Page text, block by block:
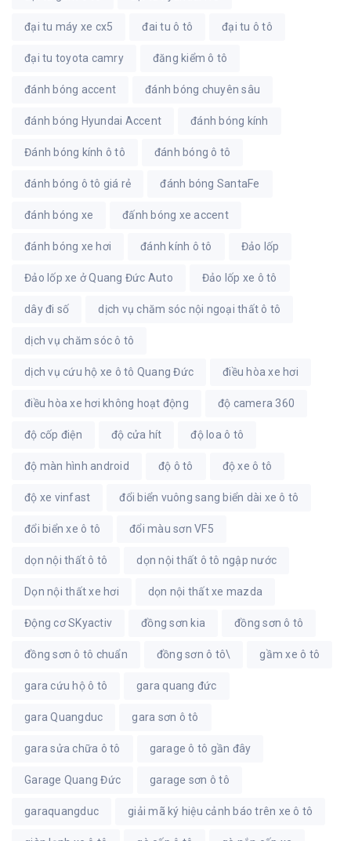
đại tu máy xe cx5 đai tu ô tô đại tu ô tô
đại tu toyota camry đăng kiểm ô tô
đánh bóng accent đánh bóng chuyên sâu
đánh bóng Hyundai Accent đánh bóng kính
Đánh bóng kính ô tô đánh bóng ô tô
đánh bóng ô tô giá rẻ đánh bóng SantaFe
đánh bóng xe đấnh bóng xe accent
đánh bóng xe hơi đánh kính ô tô Đảo lốp
Đảo lốp xe ở Quang Đức Auto Đảo lốp xe ô tô
dây đi số dịch vụ chăm sóc nội ngoại thất ô tô
dịch vụ chăm sóc ô tô
dịch vụ cứu hộ xe ô tô Quang Đức điều hòa xe hơi
điều hòa xe hơi không hoạt động độ camera 360
độ cốp điện độ cửa hít độ loa ô tô
độ màn hình android độ ô tô độ xe ô tô
độ xe vinfast đổi biển vuông sang biển dài xe ô tô
đổi biển xe ô tô đổi màu sơn VF5
dọn nội thất ô tô dọn nội thất ô tô ngập nước
Dọn nội thất xe hơi dọn nội thất xe mazda
Động cơ SKyactiv đồng sơn kia đồng sơn ô tô
đồng sơn ô tô chuẩn đồng sơn ô tô\ gầm xe ô tô
gara cứu hộ ô tô gara quang đức
gara Quangduc gara sơn ô tô
gara sửa chữa ô tô garage ô tô gần đây
Garage Quang Đức garage sơn ô tô
garaquangduc giải mã ký hiệu cảnh báo trên xe ô tô